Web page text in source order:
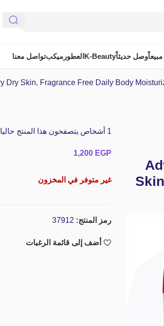
مبيعاًوصل حديثاًK-Beauty العطورميكبتواصل معنا
1 أشخاص يتصفحون هذا المنتج حاليا
1,200 EGP
غير متوفر في المخزون
رمز المنتج: 37912
أضف إلى قائمة الرغبات